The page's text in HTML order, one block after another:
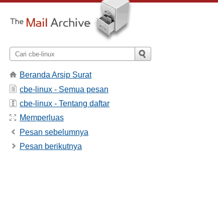
Beranda Arsip Surat
cbe-linux - Semua pesan
cbe-linux - Tentang daftar
Memperluas
Pesan sebelumnya
Pesan berikutnya